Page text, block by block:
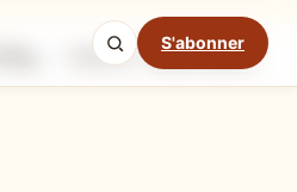
S'abonner
Ingrédients Étapes
Mode cuisine